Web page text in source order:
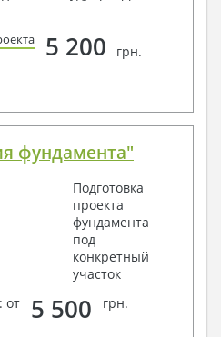
консультацию у
Вы можете любым
обратный звонок,
5 200 грн.
фундамента"
Подготовка
проекта
фундамента
под
конкретный
участок
: от 5 500 грн.